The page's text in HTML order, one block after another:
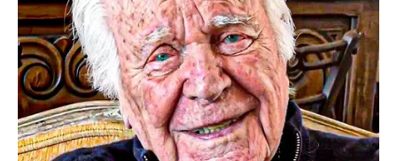
informisanost su ključni faktori u očuvanju zdravlja kroz
ishranu. Umesto oslanjanja na proizvode koji se
reklamiraju kao “zdravi”, treba se fokusirati na sveže,
neprerađene namirnice koje naše telo prepoznaje i
koristi bez negativnih efekata. Ispravni izbori počinju sa
znanjem i svjesnošću o onome što konzumiramo.
Razvijajući zdrav odnos prema hrani, možemo značajno